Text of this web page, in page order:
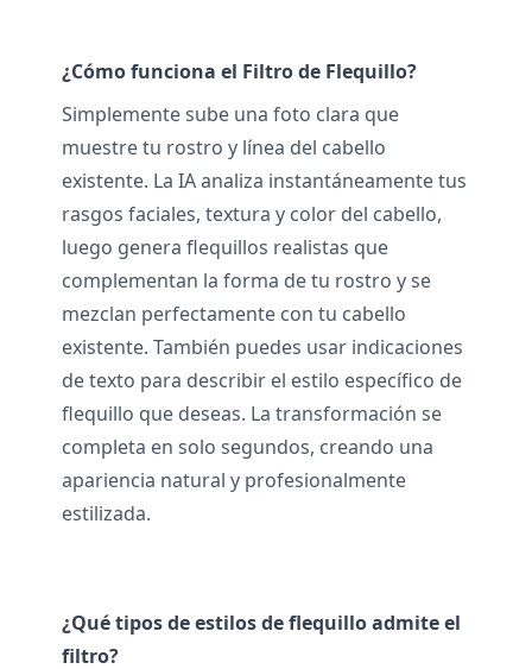
¿Cómo funciona el Filtro de Flequillo?
Simplemente sube una foto clara que
muestre tu rostro y línea del cabello
existente. La IA analiza instantáneamente tus
rasgos faciales, textura y color del cabello,
luego genera flequillos realistas que
complementan la forma de tu rostro y se
mezclan perfectamente con tu cabello
existente. También puedes usar indicaciones
de texto para describir el estilo específico de
flequillo que deseas. La transformación se
completa en solo segundos, creando una
apariencia natural y profesionalmente
estilizada.
¿Qué tipos de estilos de flequillo admite el
filtro?